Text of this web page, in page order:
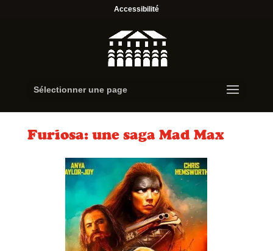
Accessibilité
Sélectionner une page
Furiosa: une saga Mad Max